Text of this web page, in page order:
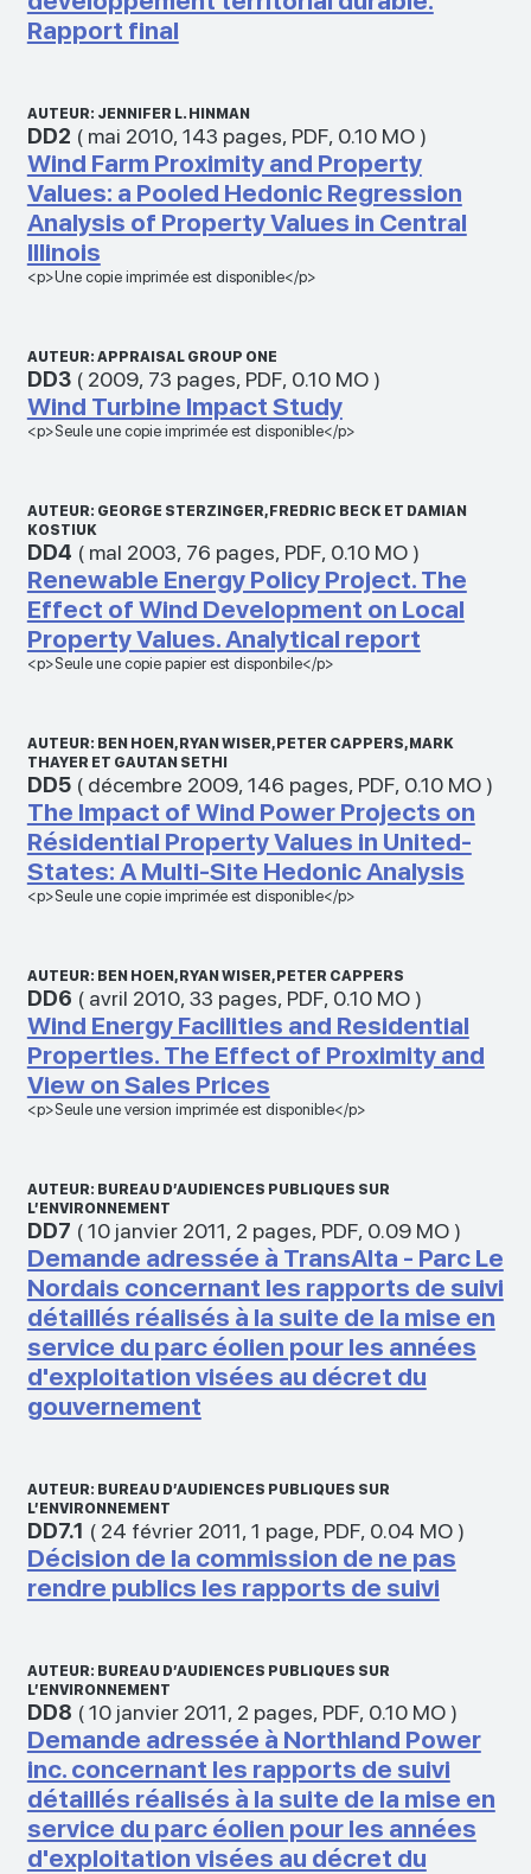
Rapport final
AUTEUR: JENNIFER L. HINMAN
DD2 ( mai 2010, 143 pages, PDF, 0.10 MO)
Wind Farm Proximity and Property
Values: a Pooled Hedonic Regression
Analysis of Property Values in Central
Illinois
<p>Une copie imprimée est disponible</p>
AUTEUR: APPRAISAL GROUP ONE
DD3( 2009, 73 pages, PDF, 0.10 MO)
Wind Turbine Impact Study
<p>Seule une copie imprimée est disponible</p>
AUTEUR: GEORGE STERZINGER, FREDRIC BECK ET DAMIAN
KOSTIUK
DD4 ( maI 2003, 76 pages, PDF, 0.10 MO)
Renewable Energy Policy Project. The
Effect of Wind Development on Local
Property Values. Analytical report
<p>Seule une copie papier est disponbile</p>
AUTEUR: BEN HOEN, RYAN WISER, PETER CAPPERS, MARK
THAYER ET GAUTAN SETHI
DD5( décembre 2009, 146 pages, PDF, 0.10 MO)
The Impact of Wind Power Projects on
Résidential Property Values in United-
States: A Multi-Site Hedonic Analysis
<p>Seule une copie imprimée est disponible</p>
AUTEUR: BEN HOEN, RYAN WISER, PETER CAPPERS
DD6 ( avril 2010, 33 pages, PDF, 0.10 MO)
Wind Energy Facilities and Residential
Properties. The Effect of Proximity and
View on Sales Prices
<p>Seule une version imprimée est disponible</p>
AUTEUR: BUREAU D’AUDIENCES PUBLIQUES SUR
L’ENVIRONNEMENT
DD7 (10 janvier 2011, 2 pages, PDF, 0.09 MO)
Demande adressée à TransAlta - Parc Le
Nordais concernant les rapports de suivi
détaillés réalisés à la suite de la mise en
service du parc éolien pour les années
d'exploitation visées au décret du
gouvernement
AUTEUR: BUREAU D’AUDIENCES PUBLIQUES SUR
L’ENVIRONNEMENT
DD7.1 ( 24 février 2011, 1 page, PDF, 0.04 MO)
Décision de la commission de ne pas
rendre publics les rapports de suivi
AUTEUR: BUREAU D’AUDIENCES PUBLIQUES SUR
L’ENVIRONNEMENT
DD8 (10 janvier 2011, 2 pages, PDF, 0.10 MO)
Demande adressée à Northland Power
inc. concernant les rapports de suivi
détaillés réalisés à la suite de la mise en
service du parc éolien pour les années
d'exploitation visées au décret du